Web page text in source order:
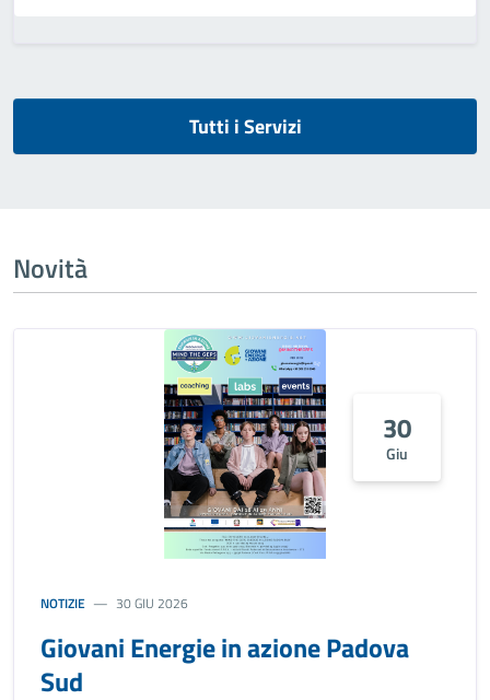
Tutti i Servizi
Novità
30
Giu
NOTIZIE 30 GIU 2026
Giovani Energie in azione Padova
Sud